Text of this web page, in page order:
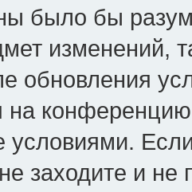
было бы
изменений,
обновления
на
условиями.
заходите и